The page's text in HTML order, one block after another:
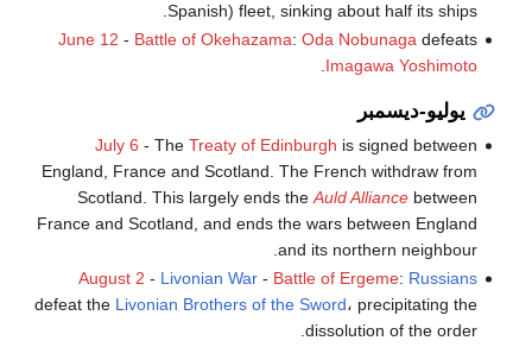
Spanish) fleet, sinking about half its ships.
June 12 - Battle of Okehazama: Oda Nobunaga defeats
Imagawa Yoshimoto
يوليو-ديسمبر
July 6 - The Treaty of Edinburgh is signed between
England, France and Scotland. The French withdraw from
Scotland. This largely ends theAuld Alliancebetween
France and Scotland, and ends the wars between England
and its northern neighbour.
August 2 - Livonian War- Battle of Ergeme: Russians
defeat the Livonian Brothers of the Sword، precipitating the
dissolution of the order.